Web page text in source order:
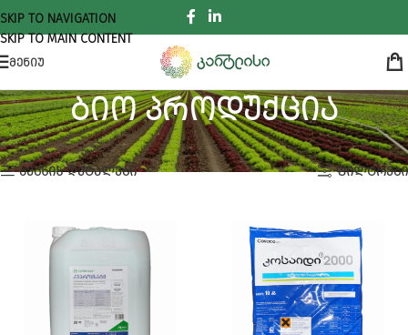
SKIP TO NAVIGATION
SKIP TO MAIN CONTENT
ᲛᲔᲜᲘᲣ
ბიო პროდუქცია
ᲛᲗᲐᲕᲐᲠᲘ ბიო პროდუქცია Showing all 11 results
ᲫᲔᲑᲜᲘᲡ ᲓᲔᲢᲐᲚᲔᲑᲘ ᲤᲘᲚᲢᲠᲔᲑᲘ